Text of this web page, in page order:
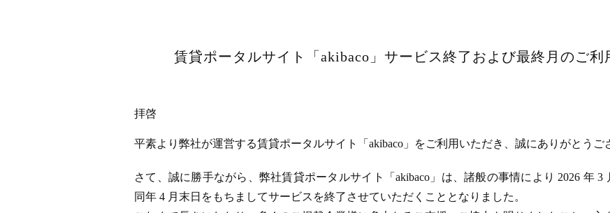
賃貸ポータルサイト「akibaco」サービス終了および最終月のご
拝啓
平素より弊社が運営する賃貸ポータルサイト「akibaco」をご利用いただき、誠にありがとうご
さて、誠に勝手ながら、弊社賃貸ポータルサイト「akibaco」は、諸般の事情により 2026 年 3
同年 4 月末日をもちましてサービスを終了させていただくこととなりました。